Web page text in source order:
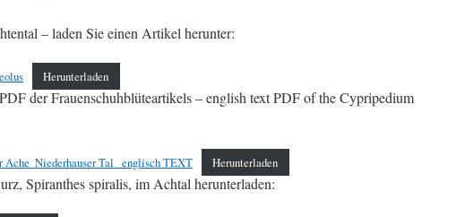
– laden Sie einen Artikel herunter:
Herunterladen
der Frauenschuhblüteartikels – english text PDF of the Cypripedium
Tal_ englisch TEXT Herunterladen
Spiranthes spiralis, im Achtal herunterladen: